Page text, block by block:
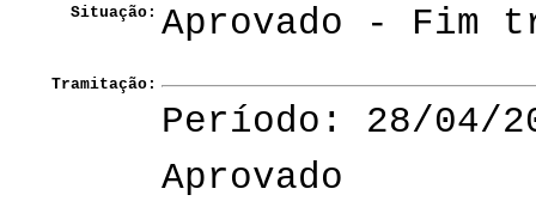
Situação: Aprovado - Fim
Tramitação:
Período: 28/04/
Aprovado